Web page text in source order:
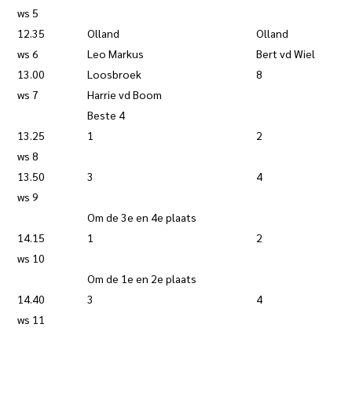
ws 5
12.35
Olland
Olland
ws 6
Leo Markus
Bert vd Wiel
13.00
Loosbroek
8
ws 7
Harrie vd Boom
Beste 4
13.25
1
2
ws 8
13.50
3
4
ws 9
Om de 3e en 4e plaats
14.15
1
2
ws 10
Om de 1e en 2e plaats
14.40
3
4
ws 11